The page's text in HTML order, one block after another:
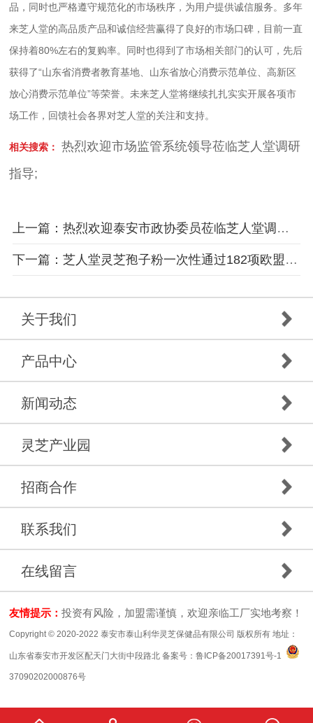
品，同时也严格遵守规范化的市场秩序，为用户提供诚信服务。多年
来芝人堂的高品质产品和诚信经营赢得了良好的市场口碑，目前一直
保持着80%左右的复购率。同时也得到了市场相关部门的认可，先后
获得了“山东省消费者教育基地、山东省放心消费示范单位、高新区
放心消费示范单位”等荣誉。未来芝人堂将继续扎扎实实开展各项市
场工作，回馈社会各界对芝人堂的关注和支持。
相关搜索：
热烈欢迎市场监管系统领导莅临芝人堂调研
指导;
上一篇：热烈欢迎泰安市政协委员莅临芝人堂调研指导
下一篇：芝人堂灵芝孢子粉一次性通过182项欧盟有机认证农残检测
关于我们
产品中心
新闻动态
灵芝产业园
招商合作
联系我们
在线留言
友情提示：投资有风险，加盟需谨慎，欢迎亲临工厂实地考察！
Copyright © 2020-2022 泰安市泰山利华灵芝保健品有限公司 版权所有 地址：
山东省泰安市开发区配天门大街中段路北 备案号：鲁ICP备20017391号-1
37090202000876号